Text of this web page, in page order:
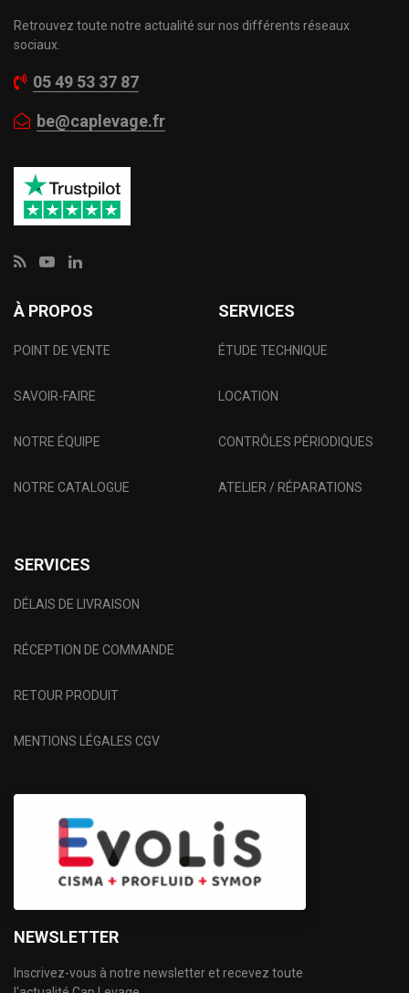
Retrouvez toute notre actualité sur nos différents réseaux
sociaux.
05 49 53 37 87
be@caplevage.fr
À PROPOS
POINT DE VENTE
SAVOIR-FAIRE
NOTRE ÉQUIPE
NOTRE CATALOGUE
SERVICES
ÉTUDE TECHNIQUE
LOCATION
CONTRÔLES PÉRIODIQUES
ATELIER / RÉPARATIONS
SERVICES
DÉLAIS DE LIVRAISON
RÉCEPTION DE COMMANDE
RETOUR PRODUIT
MENTIONS LÉGALES CGV
NEWSLETTER
Inscrivez-vous à notre newsletter et recevez toute